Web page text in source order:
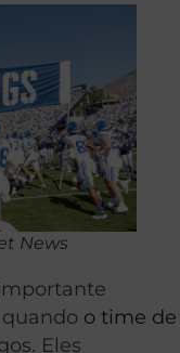
News
o time de
Eles